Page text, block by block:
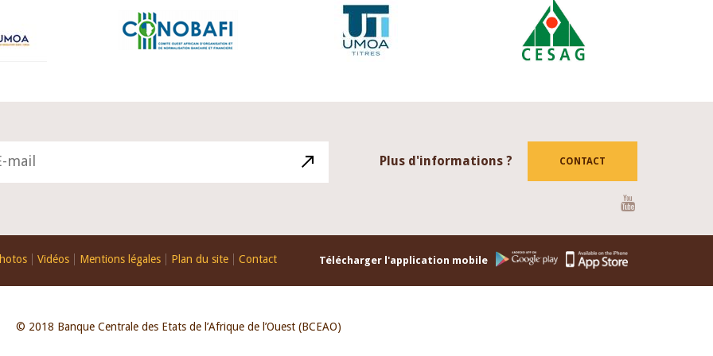
Plus d'informations ? CONTACT
Vidéos Mentions légales Plan du site Contact Télécharger l'application mobile
© 2018 Banque Centrale des Etats de l’Afrique de l’Ouest (BCEAO)